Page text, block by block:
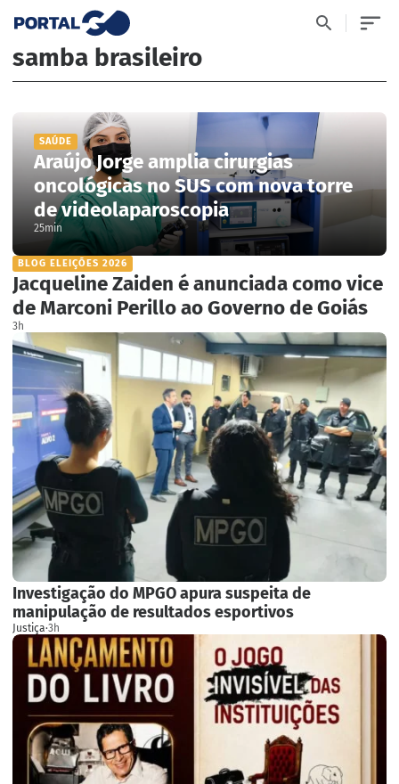
samba brasileiro
SAÚDE
Araújo Jorge amplia cirurgias
oncológicas no SUS com nova torre
de videolaparoscopia
25min
BLOG ELEIÇÕES 2026
Jacqueline Zaiden é anunciada como vice
de Marconi Perillo ao Governo de Goiás
3h
Investigação do MPGO apura suspeita de
manipulação de resultados esportivos
Justiça·3h